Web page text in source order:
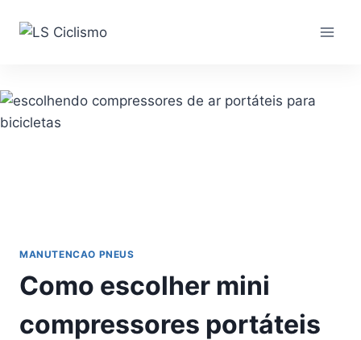
para
MANUTENCAO PNEUS
Como escolher mini
compressores portáteis